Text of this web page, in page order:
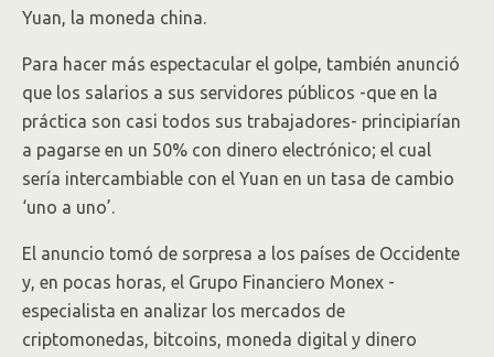
Yuan, la moneda china.
Para hacer más espectacular el golpe, también anunció
que los salarios a sus servidores públicos -que en la
práctica son casi todos sus trabajadores- principiarían
a pagarse en un 50% con dinero electrónico; el cual
sería intercambiable con el Yuan en un tasa de cambio
‘uno a uno’.
El anuncio tomó de sorpresa a los países de Occidente
y, en pocas horas, el Grupo Financiero Monex -
especialista en analizar los mercados de
criptomonedas, bitcoins, moneda digital y dinero